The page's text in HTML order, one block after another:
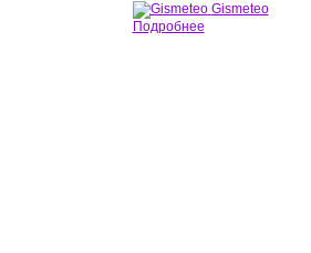
Gismeteo
Подробнее